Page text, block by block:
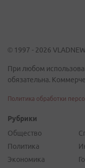
© 1997 - 2026
При любом
обязательна.
Политика обработки
Рубрики
Общество
Политика
Экономика